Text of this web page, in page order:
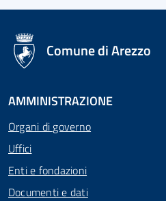
logo Unione Europea
Comune di Arezzo
AMMINISTRAZIONE
Organi di governo
Uffici
Enti e fondazioni
Documenti e dati